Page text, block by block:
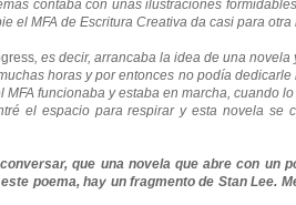
contaba con unas ilustraciones
el MFA de Escritura Creativa da casi para otra
, es decir, arrancaba la idea de una novela
horas y por entonces no podía dedicarle
funcionaba y estaba en marcha, cuando
el espacio para respirar y esta novela se
que una novela que abre con un
poema, hay un fragmento de Stan Lee.